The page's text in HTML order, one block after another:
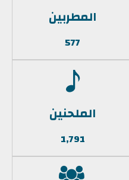
المطربين
577
الملحنين
1,791